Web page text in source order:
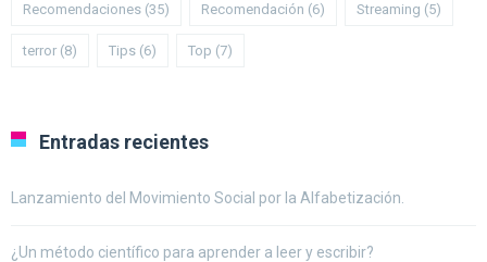
Recomendaciones (35) Recomendación (6) Streaming (5)
terror (8) Tips (6) Top (7)
Entradas recientes
Lanzamiento del Movimiento Social por la Alfabetización.
¿Un método científico para aprender a leer y escribir?